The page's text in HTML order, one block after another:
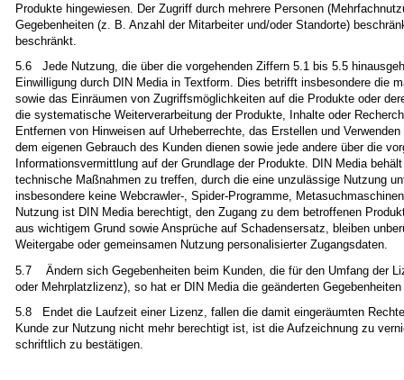
Produkte hingewiesen. Der Zugriff durch mehrere Personen
Gegebenheiten (z. B. Anzahl der Mitarbeiter und/oder Standorte)
beschränkt.
5.6 Jede Nutzung, die über die vorgehenden Ziffern 5.1 bis 5.5
Einwilligung durch DIN Media in Textform. Dies betrifft insbesondere die
sowie das Einräumen von Zugriffsmöglichkeiten auf die Produkte oder
die systematische Weiterverarbeitung der Produkte, Inhalte oder
Entfernen von Hinweisen auf Urheberrechte, das Erstellen und
dem eigenen Gebrauch des Kunden dienen sowie jede andere über die
Informationsvermittlung auf der Grundlage der Produkte. DIN Media
technische Maßnahmen zu treffen, durch die eine unzulässige Nutzung
insbesondere keine Webcrawler-, Spider-Programme,
Nutzung ist DIN Media berechtigt, den Zugang zu dem betroffenen
aus wichtigem Grund sowie Ansprüche auf Schadensersatz, bleiben
Weitergabe oder gemeinsamen Nutzung personalisierter Zugangsdaten.
5.7 Ändern sich Gegebenheiten beim Kunden, die für den Umfang der
oder Mehrplatzlizenz), so hat er DIN Media die geänderten
5.8 Endet die Laufzeit einer Lizenz, fallen die damit eingeräumten
Kunde zur Nutzung nicht mehr berechtigt ist, ist die Aufzeichnung zu
schriftlich zu bestätigen.